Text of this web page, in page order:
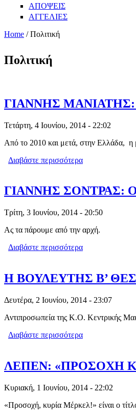
ΑΠΟΨΕΙΣ
ΑΓΓΕΛΙΕΣ
Home / Πολιτική
Πολιτική
ΓΙΑΝΝΗΣ
Τετάρτη, 4 Ιουνίου, 2014 - 22:02
Από το 2010 και μετά, στην Ελλάδα, η
Διαβάστε περισσότερα
ΓΙΑΝΝΗΣ ΣΟΝΤΡΑΣ:
Τρίτη, 3 Ιουνίου, 2014 - 20:50
Ας τα πάρουμε από την αρχή.
Διαβάστε περισσότερα
Η ΒΟΥΛΕΥΤΗΣ Β’
Δευτέρα, 2 Ιουνίου, 2014 - 23:07
Αντιπροσωπεία της Κ.Ο. Κεντρικής
Διαβάστε περισσότερα
ΛΕΠΕΝ: «ΠΡΟΣΟΧΗ
Κυριακή, 1 Ιουνίου, 2014 - 22:02
«Προσοχή, κυρία Μέρκελ!» είναι ο